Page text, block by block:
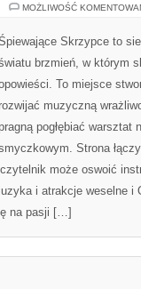
MOŻLIWOŚĆ
Skrzypce to
brzmień, w którym
To miejsce
rozwijać muzyczną
pogłębiać warsztat
Strona
może oswoić
i atrakcje weselne i
na pasji […]